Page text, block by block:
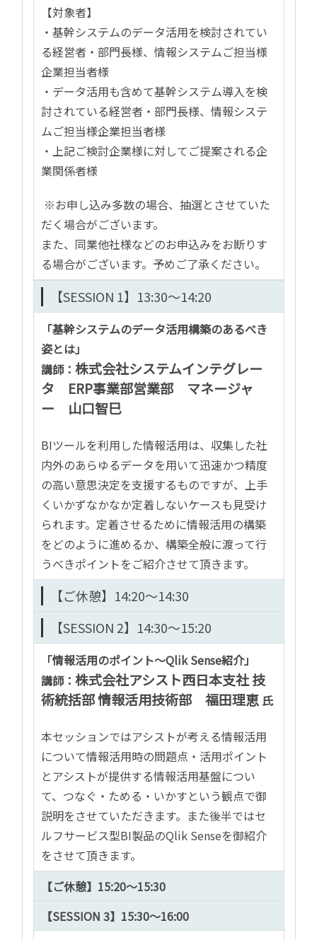
【対象者】
・基幹システムのデータ活用を検討されてい
る経営者・部門長様、情報システムご担当様
企業担当者様
・データ活用も含めて基幹システム導入を検
討されている経営者・部門長様、情報システ
ムご担当様企業担当者様
・上記ご検討企業様に対してご提案される企
業関係者様
※お申し込み多数の場合、抽選とさせていた
だく場合がございます。
また、同業他社様などのお申込みをお断りす
る場合がございます。予めご了承ください。
【SESSION 1】13:30～14:20
「基幹システムのデータ活用構築のあるべき
姿とは」
講師： 株式会社システムインテグレー
タ ERP事業部営業部 マネージャ
ー 山口智巳
BIツールを利用した情報活用は、収集した社
内外のあらゆるデータを用いて迅速かつ精度
の高い意思決定を支援するものですが、上手
くいかずなかなか定着しないケースも見受け
られます。定着させるために情報活用の構築
をどのように進めるか、構築全般に渡って行
うべきポイントをご紹介させて頂きます。
【ご休憩】 14:20～14:30
【SESSION 2】14:30～15:20
「情報活用のポイント～Qlik Sense紹介」
講師： 株式会社アシスト西日本支社 技
術統括部 情報活用技術部福田理恵 氏
本セッションではアシストが考える情報活用
について情報活用時の問題点・活用ポイント
とアシストが提供する情報活用基盤につい
て、つなぐ・ためる・いかすという観点で御
説明をさせていただきます。また後半ではセ
ルフサービス型BI製品のQlik Senseを御紹介
をさせて頂きます。
【ご休憩】 15:20～15:30
【SESSION 3】15:30～16:00